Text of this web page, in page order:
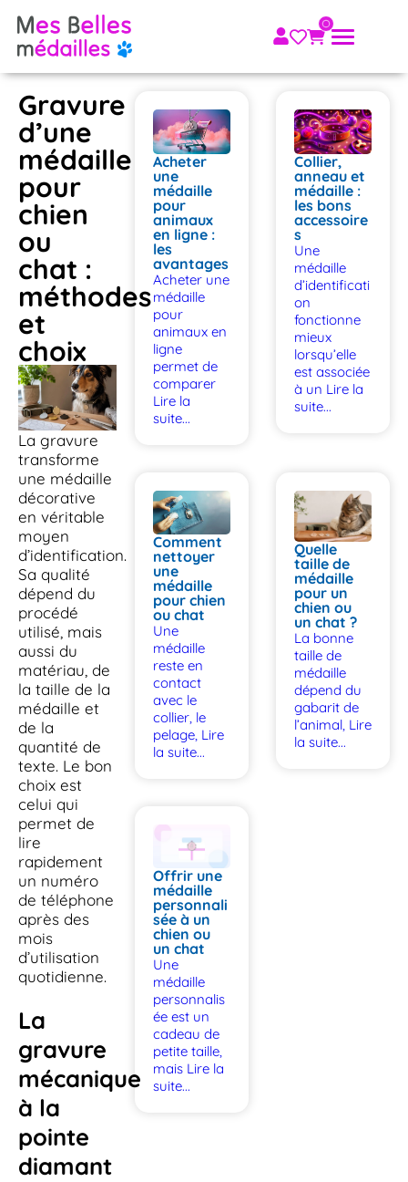
Gravure
d’une
médaille
pour
chien
ou
chat :
méthodes
et
choix
La gravure
transforme
une médaille
décorative
en véritable
moyen
d’identification.
Sa qualité
dépend du
procédé
utilisé, mais
aussi du
matériau, de
la taille de la
médaille et
de la
quantité de
texte. Le bon
choix est
celui qui
permet de
lire
rapidement
un numéro
de téléphone
après des
mois
d’utilisation
quotidienne.
La
gravure
mécanique
à la
pointe
diamant
Acheter
une
médaille
pour
animaux
en ligne :
les
avantages
Acheter une
médaille
pour
animaux en
ligne
permet de
comparer
Lire la
suite...
Collier,
anneau et
médaille :
les bons
accessoire
s
Une
médaille
d’identificati
on
fonctionne
mieux
lorsqu’elle
est associée
à un Lire la
suite...
Comment
nettoyer
une
médaille
pour chien
ou chat
Une
médaille
reste en
contact
avec le
collier, le
pelage, Lire
la suite...
Quelle
taille de
médaille
pour un
chien ou
un chat ?
La bonne
taille de
médaille
dépend du
gabarit de
l’animal, Lire
la suite...
Offrir une
médaille
personnali
sée à un
chien ou
un chat
Une
médaille
personnalis
ée est un
cadeau de
petite taille,
mais Lire la
suite...